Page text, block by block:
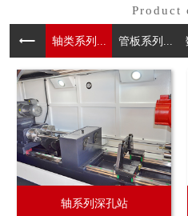
轴类系列... 管板系列...
轴系列深孔站